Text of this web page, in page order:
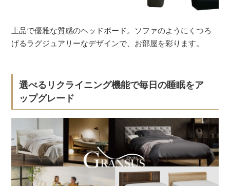
上品で優雅な質感のヘッドボード。ソファのようにくつろ
げるラグジュアリーなデザインで、お部屋を彩ります。
選べるリクライニング機能で毎日の睡眠をア
ップグレード